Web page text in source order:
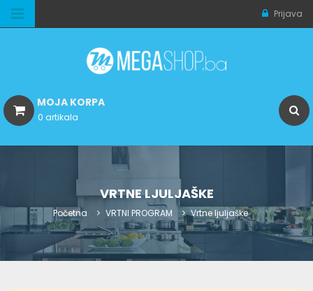
Prijava
MOJA KORPA
0 artikala
VRTNE LJULJAŠKE
Početna VRTNI PROGRAM Vrtne ljuljaške